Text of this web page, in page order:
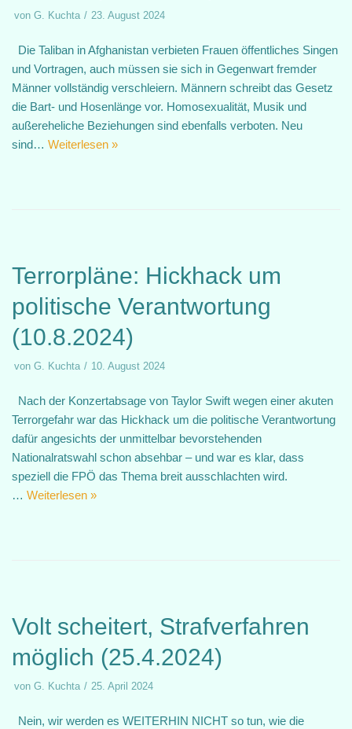
von G. Kuchta 23. August 2024
Die Taliban in Afghanistan verbieten Frauen öffentliches Singen
und Vortragen, auch müssen sie sich in Gegenwart fremder
Männer vollständig verschleiern. Männern schreibt das Gesetz
die Bart- und Hosenlänge vor. Homosexualität, Musik und
außereheliche Beziehungen sind ebenfalls verboten. Neu
sind… Weiterlesen »
Terrorpläne: Hickhack um
politische Verantwortung
(10.8.2024)
von G. Kuchta 10. August 2024
Nach der Konzertabsage von Taylor Swift wegen einer akuten
Terrorgefahr war das Hickhack um die politische Verantwortung
dafür angesichts der unmittelbar bevorstehenden
Nationalratswahl schon absehbar – und war es klar, dass
speziell die FPÖ das Thema breit ausschlachten wird.
… Weiterlesen »
Volt scheitert, Strafverfahren
möglich (25.4.2024)
von G. Kuchta 25. April 2024
Nein, wir werden es WEITERHIN NICHT so tun, wie die